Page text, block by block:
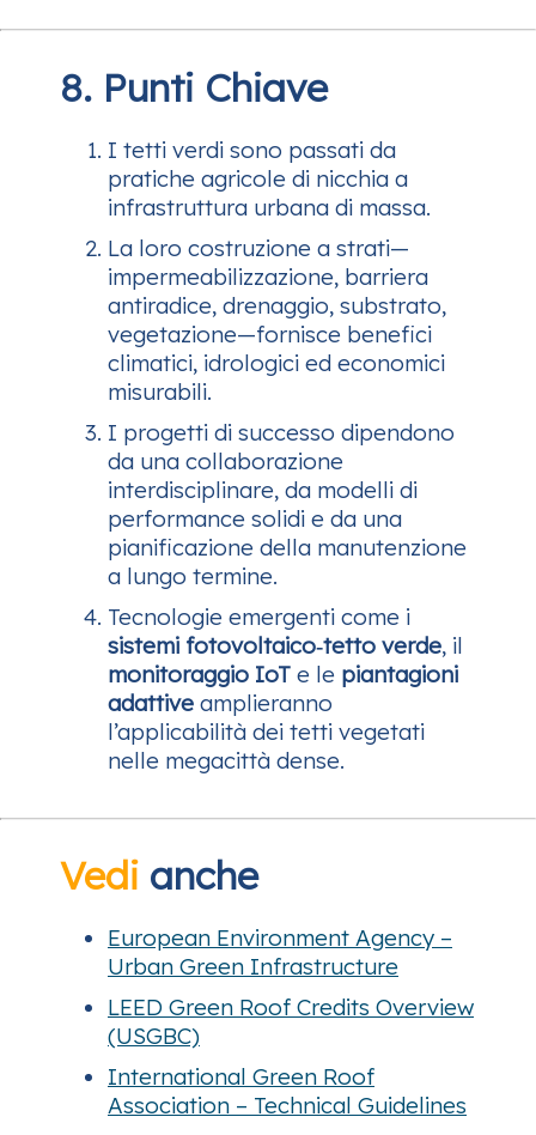
8. Punti Chiave
I tetti verdi sono passati da
pratiche agricole di nicchia a
infrastruttura urbana di massa.
La loro costruzione a strati—
impermeabilizzazione, barriera
antiradice, drenaggio, substrato,
vegetazione—fornisce benefici
climatici, idrologici ed economici
misurabili.
I progetti di successo dipendono
da una collaborazione
interdisciplinare, da modelli di
performance solidi e da una
pianificazione della manutenzione
a lungo termine.
Tecnologie emergenti come i
sistemi fotovoltaico‑tetto verde, il
monitoraggio IoT e le piantagioni
adattive amplieranno
l’applicabilità dei tetti vegetati
nelle megacittà dense.
Vedi anche
European Environment Agency –
Urban Green Infrastructure
LEED Green Roof Credits Overview
(USGBC)
International Green Roof
Association – Technical Guidelines